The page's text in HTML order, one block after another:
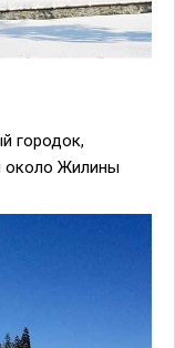
городок,
около Жилины